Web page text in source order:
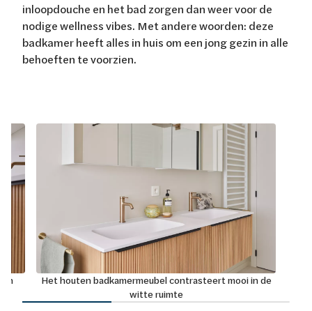
inloopdouche en het bad zorgen dan weer voor de
nodige wellness vibes. Met andere woorden: deze
badkamer heeft alles in huis om een jong gezin in alle
behoeften te voorzien.
Het houten badkamermeubel contrasteert mooi in de
witte ruimte